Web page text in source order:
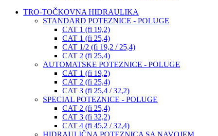
TRO-TOČKOVNA HIDRAULIKA
STANDARD POTEZNICE - POLUGE
CAT 1 (fi 19,2)
CAT 1 (fi 25,4)
CAT 1/2 (fi 19,2 / 25,4)
CAT 2 (fi 25,4)
AUTOMATSKE POTEZNICE - POLUGE
CAT 1 (fi 19,2)
CAT 2 (fi 25,4)
CAT 3 (fi 25,4 / 32,2)
SPECIAL POTEZNICE - POLUGE
CAT 2 (fi 25,4)
CAT 3 (fi 32,2)
CAT 4 (fi 45,2 / 32,4)
HIDRAULIČNA POTEZNICA SA NAVOJEM